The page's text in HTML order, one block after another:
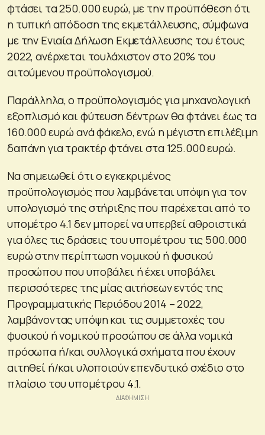
φτάσει τα 250.000 ευρώ, με την προϋπόθεση ότι
η τυπική απόδοση της εκμετάλλευσης, σύμφωνα
με την Ενιαία Δήλωση Εκμετάλλευσης του έτους
2022, ανέρχεται τουλάχιστον στο 20% του
αιτούμενου προϋπολογισμού.
Παράλληλα, ο προϋπολογισμός για μηχανολογική
εξοπλισμό και φύτευση δέντρων θα φτάνει έως τα
160.000 ευρώ ανά φάκελο, ενώ η μέγιστη επιλέξιμη
δαπάνη για τρακτέρ φτάνει στα 125.000 ευρώ.
Να σημειωθεί ότι ο εγκεκριμένος
προϋπολογισμός που λαμβάνεται υπόψη για τον
υπολογισμό της στήριξης που παρέχεται από το
υπομέτρο 4.1 δεν μπορεί να υπερβεί αθροιστικά
για όλες τις δράσεις του υπομέτρου τις 500.000
ευρώ στην περίπτωση νομικού ή φυσικού
προσώπου που υποβάλει ή έχει υποβάλει
περισσότερες της μίας αιτήσεων εντός της
Προγραμματικής Περιόδου 2014 – 2022,
λαμβάνοντας υπόψη και τις συμμετοχές του
φυσικού ή νομικού προσώπου σε άλλα νομικά
πρόσωπα ή/και συλλογικά σχήματα που έχουν
αιτηθεί ή/και υλοποιούν επενδυτικό σχέδιο στο
πλαίσιο του υπομέτρου 4.1.